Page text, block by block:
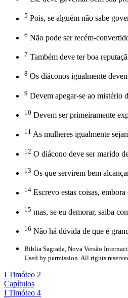
5 Pois, se alguém não sabe
6 Não pode ser recém-
7 Também deve ter boa
8 Os diáconos igualmente
9 Devem apegar-se ao mistério
10 Devem ser primeiramente
11 As mulheres igualmente
12 O diácono deve ser marido
13 Os que servirem bem
14 Escrevo estas coisas,
15 mas, se eu demorar, saiba
16 Não há dúvida de que é
Biblia Sagrada, Nova Versão
Used by permission. All rights
I Timóteo 2
Capítulos
I Timóteo 4